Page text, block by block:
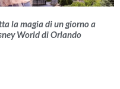
la magia di un giorno a
World di Orlando